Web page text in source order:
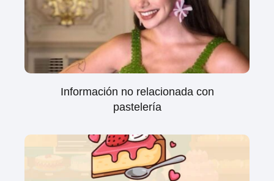
Información no relacionada con
pastelería